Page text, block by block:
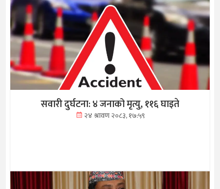
सवारी दुर्घटना: ४ जनाको मृत्यु, ११६ घाइते
२४ श्रावण २०८३, १७:५९